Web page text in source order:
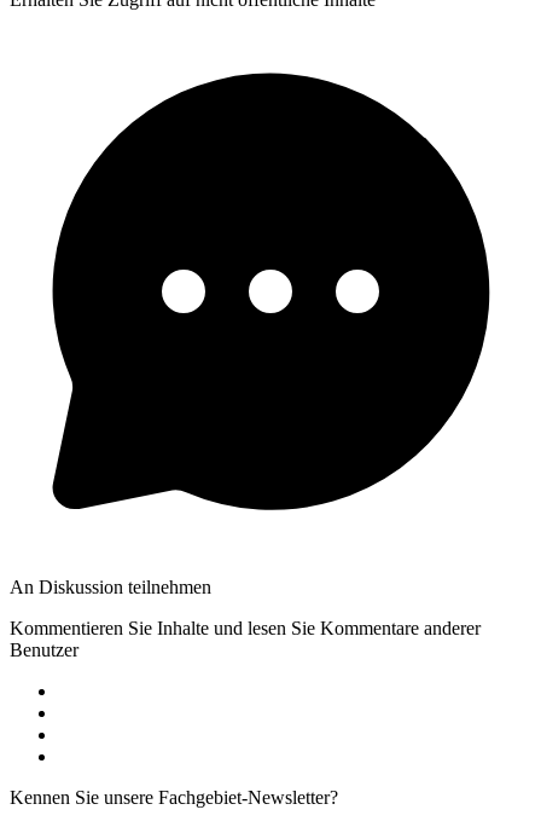
An Diskussion teilnehmen
Kommentieren Sie Inhalte und lesen Sie Kommentare anderer
Benutzer
Kennen Sie unsere Fachgebiet-Newsletter?